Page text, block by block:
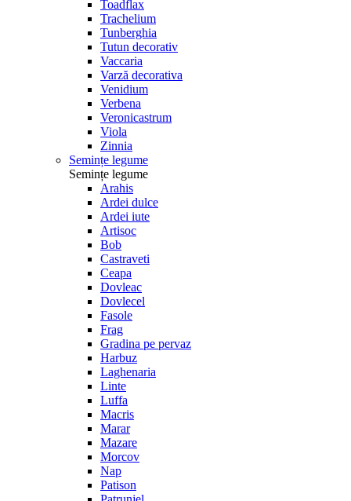
Toadflax
Trachelium
Tunberghia
Tutun decorativ
Vaccaria
Varză decorativa
Venidium
Verbena
Veronicastrum
Viola
Zinnia
Semințe legume
Semințe legume
Arahis
Ardei dulce
Ardei iute
Artisoc
Bob
Castraveti
Ceapa
Dovleac
Dovlecel
Fasole
Frag
Gradina pe pervaz
Harbuz
Laghenaria
Linte
Luffa
Macris
Marar
Mazare
Morcov
Nap
Patison